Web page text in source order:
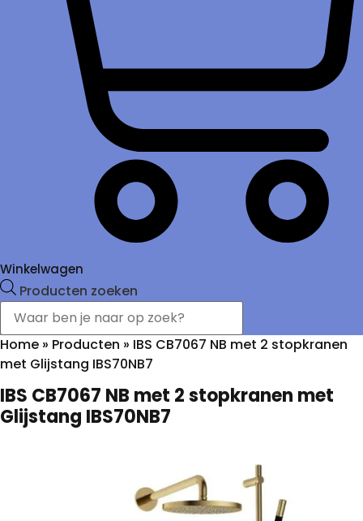
Winkelwagen
Producten zoeken
Home » Producten » IBS CB7067 NB met 2 stopkranen
met Glijstang IBS70NB7
IBS CB7067 NB met 2 stopkranen met
Glijstang IBS70NB7